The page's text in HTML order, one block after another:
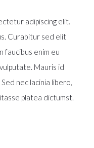
adipiscing elit.
Curabitur sed elit
faucibus enim eu
Mauris id
nec lacinia libero,
platea dictumst.